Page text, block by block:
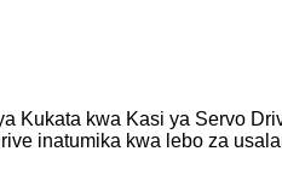
kwa Kasi ya Servo
inatumika kwa lebo za